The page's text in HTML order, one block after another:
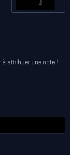
à attribuer une note !